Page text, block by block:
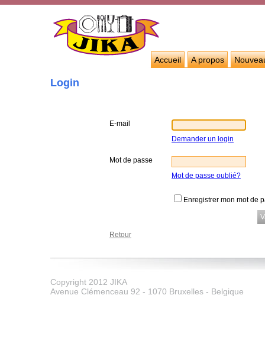
Accueil A propos
Login
E-mail
Demander un login
Mot de passe
Mot de passe oublié?
Enregistrer mon mot de
Retour
Copyright 2012 JIKA
Avenue Clémenceau 92 - 1070 Bruxelles - Belgique